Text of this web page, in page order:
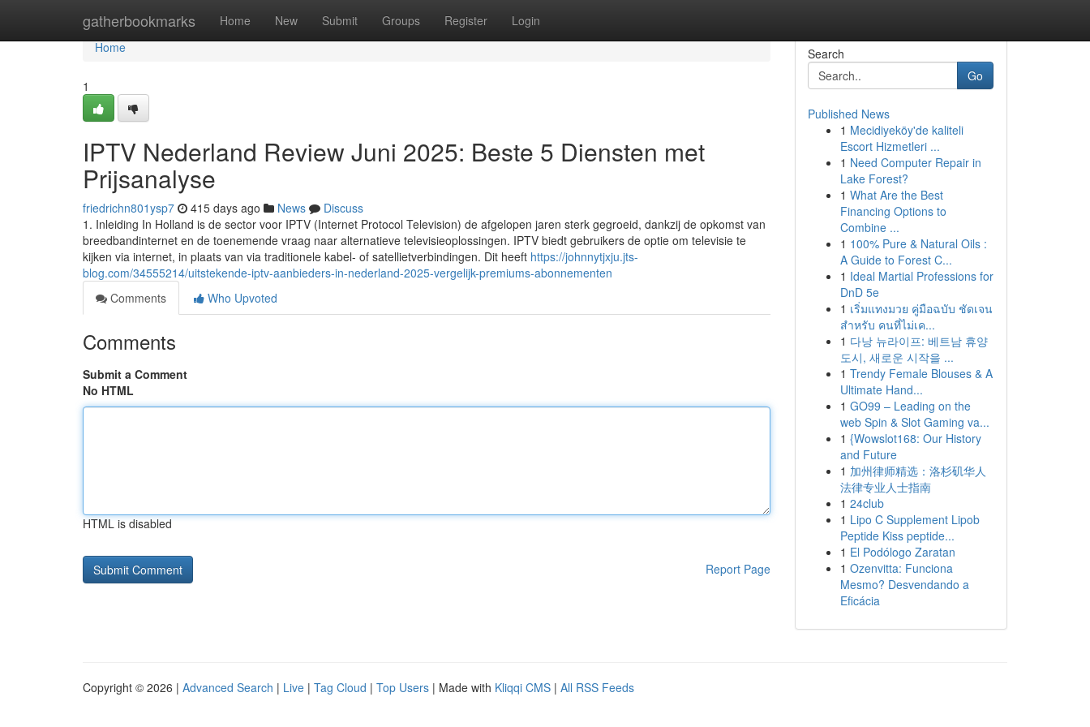
gatherbookmarks Home New Submit Groups Register Login
Home
Home
1
IPTV Nederland Review Juni 2025: Beste 5 Diensten met
Prijsanalyse
friedrichn801ysp7 415 days ago News
Discuss
1. Inleiding In Holland is de sector voor IPTV (Internet Protocol Television) de afgelopen jaren sterk gegroeid, dankzij de opkomst van
breedbandinternet en de toenemende vraag naar alternatieve televisieoplossingen. IPTV biedt gebruikers de optie om televisie te
kijken via internet, in plaats van via traditionele kabel- of satellietverbindingen. Dit heeft https://johnnytjxju.jts-
blog.com/34555214/uitstekende-iptv-aanbieders-in-nederland-2025-vergelijk-premiums-abonnementen
Comments
Who Upvoted
Comments
Submit a Comment
No HTML
HTML is disabled
Report Page
Search
Go
Published News
1 Mecidiyeköy'de kaliteli
Escort Hizmetleri ...
1 Need Computer Repair in
Lake Forest?
1 What Are the Best
Financing Options to
Combine ...
1 100% Pure & Natural Oils :
A Guide to Forest C...
1 Ideal Martial Professions for
DnD 5e
1 เริ่มแทงมวย คู่มือฉบับ ชัดเจน
สำหรับ คนที่ไม่เค...
1 다낭 뉴라이프: 베트남 휴양
도시, 새로운 시작을 ...
1 Trendy Female Blouses & A
Ultimate Hand...
1 GO99 – Leading on the
web Spin & Slot Gaming va...
1 {Wowslot168: Our History
and Future
1 加州律师精选：洛杉矶华人
法律专业人士指南
1 24club
1 Lipo C Supplement Lipob
Peptide Kiss peptide...
1 El Podólogo Zaratan
1 Ozenvitta: Funciona
Mesmo? Desvendando a
Eficácia
Copyright © 2026 | Advanced Search | Live | Tag Cloud | Top Users | Made with Kliqqi CMS | All RSS Feeds